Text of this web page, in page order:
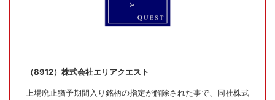
（8912）株式会社エリアクエスト
上場廃止猶予期間入り銘柄の指定が解除された事で、同社株式